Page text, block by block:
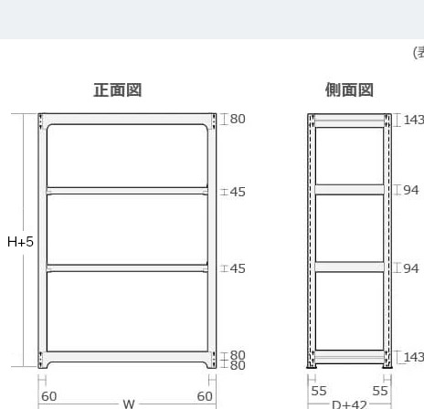
スチールラック3台以上の場合、見積書にてお値引き保証いたします！